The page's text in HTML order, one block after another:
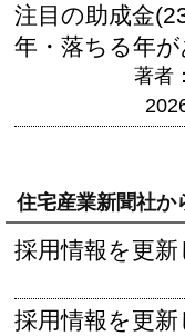
注目の助成金
年・落ちる年
著者
住宅産業新聞社か
採用情報を更新
採用情報を更新